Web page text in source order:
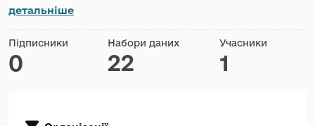
детальніше
Підписники
0
Набори даних
22
Учасники
1